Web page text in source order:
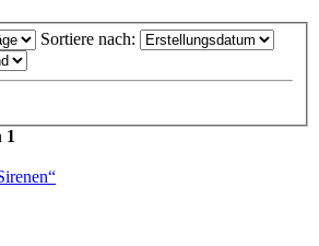
Sortiere nach:
1